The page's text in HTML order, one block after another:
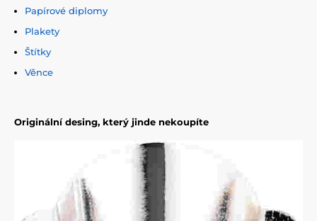
Papírové diplomy
Plakety
Štítky
Věnce
Originální desing, který jinde nekoupíte